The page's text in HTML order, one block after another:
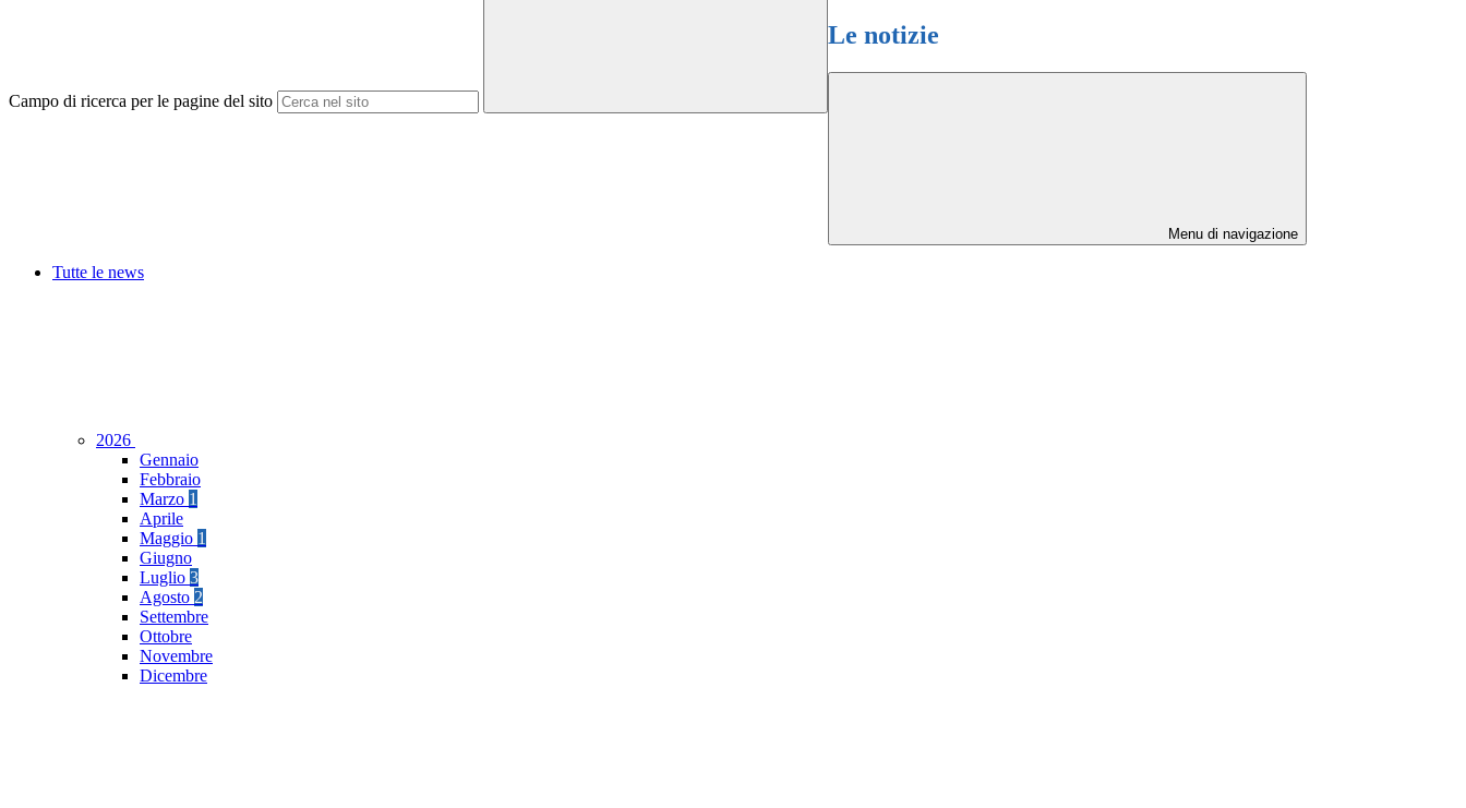
Campo di ricerca per le pagine del sito
Le notizie
Menu di navigazione
Tutte le news
2026
Gennaio
Febbraio
Marzo 1
Aprile
Maggio 1
Giugno
Luglio 3
Agosto 2
Settembre
Ottobre
Novembre
Dicembre